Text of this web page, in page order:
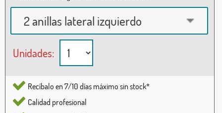
2 anillas lateral izquierdo
Unidades:
Recíbalo en 7/10 días máximo sin stock*
Calidad profesional